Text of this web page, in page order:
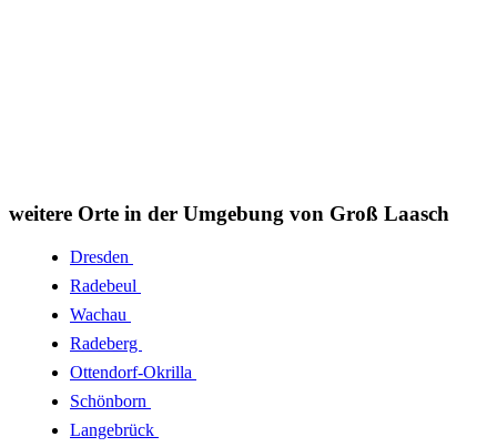
weitere Orte in der Umgebung von Groß Laasch
Dresden
Radebeul
Wachau
Radeberg
Ottendorf-Okrilla
Schönborn
Langebrück